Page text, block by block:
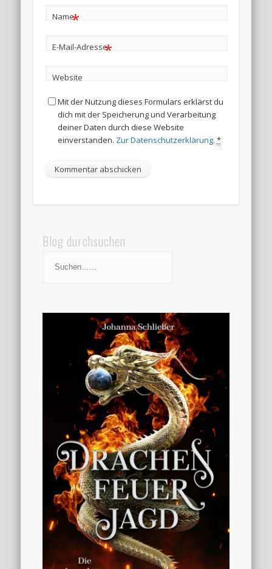
Name*
E-Mail-Adresse*
Website
Mit der Nutzung dieses Formulars erklärst du
dich mit der Speicherung und Verarbeitung
deiner Daten durch diese Website
einverstanden. Zur Datenschutzerklärung. *
Blog durchsuchen